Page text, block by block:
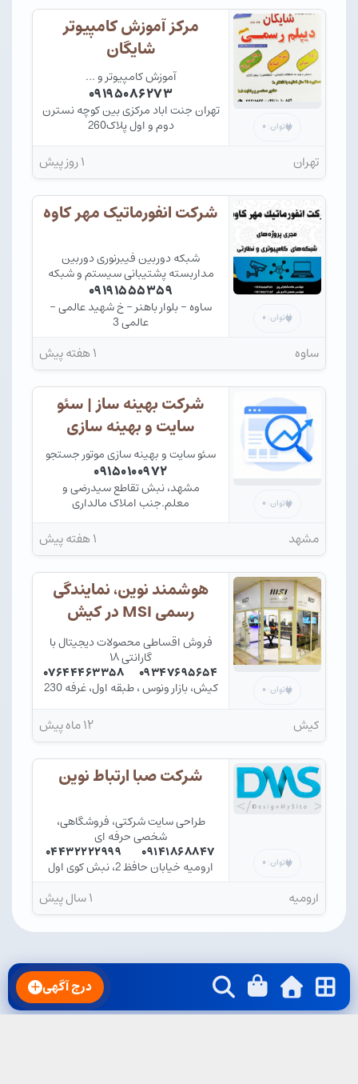
توان: ۰
مرکز آموزش کامپیوتر
شایگان
آموزش کامپیوتر و ...
۰۹۱۹۵۰۸۶۲۷۳
تهران جنت اباد مرکزی بین کوچه نسترن
دوم و اول پلاک260
تهران ۱ روز پیش
توان: ۰
شرکت انفورماتیک مهر کاوه
شبکه دوربین فیبرنوری دوربین
مداربسته پشتیبانی سیستم و شبکه
های کامپیوتری
۰۹۱۹۱۵۵۵۳۵۹
ساوه - بلوار باهنر - خ شهید عالمی -
عالمی 3
ساوه ۱ هفته پیش
توان: ۰
شرکت بهینه ساز | سئو
سایت و بهینه سازی
سئو سایت و بهینه سازی موتور جستجو
۰۹۱۵۰۱۰۰۹۷۲
مشهد، نبش تقاطع سیدرضی و
معلم.جنب املاک مالداری
مشهد ۱ هفته پیش
توان: ۰
هوشمند نوین، نمایندگی
رسمی MSI در کیش
فروش اقساطی محصولات دیجیتال با
گارانتی ۱۸
۰۹۳۴۷۶۹۵۶۵۴ ۰۷۶۴۴۴۶۳۳۵۸
کیش، بازار ونوس ، طبقه اول، غرفه 230
کیش ۱۲ ماه پیش
توان: ۰
شرکت صبا ارتباط نوین
طراحی سایت شرکتی، فروشگاهی،
شخصی حرفه ای
۰۹۱۴۱۸۶۸۸۴۷ ۰۴۴۳۲۲۲۲۹۹۹
ارومیه خیابان حافظ 2، نبش کوی اول
ارومیه ۱ سال پیش
درج آگهی